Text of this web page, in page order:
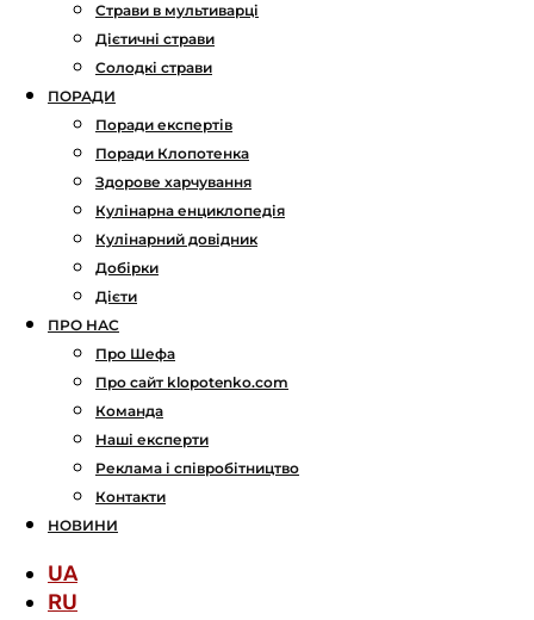
Страви в мультиварці
Дієтичні страви
Солодкі страви
ПОРАДИ
Поради експертів
Поради Клопотенка
Здорове харчування
Кулінарна енциклопедія
Кулінарний довідник
Добірки
Дієти
ПРО НАС
Про Шефа
Про сайт klopotenko.com
Команда
Наші експерти
Реклама і співробітництво
Контакти
НОВИНИ
UA
RU